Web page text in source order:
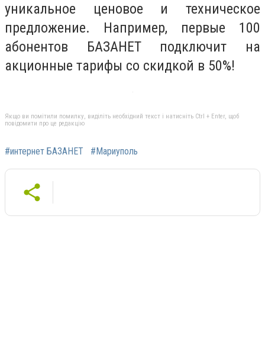
уникальное ценовое и техническое
предложение. Например, первые 100
абонентов БАЗАНЕТ подключит на
акционные тарифы со скидкой в 50%!
Якщо ви помітили помилку, виділіть необхідний текст і натисніть Ctrl + Enter, щоб
повідомити про це редакцію
#интернет БАЗАНЕТ #Мариуполь